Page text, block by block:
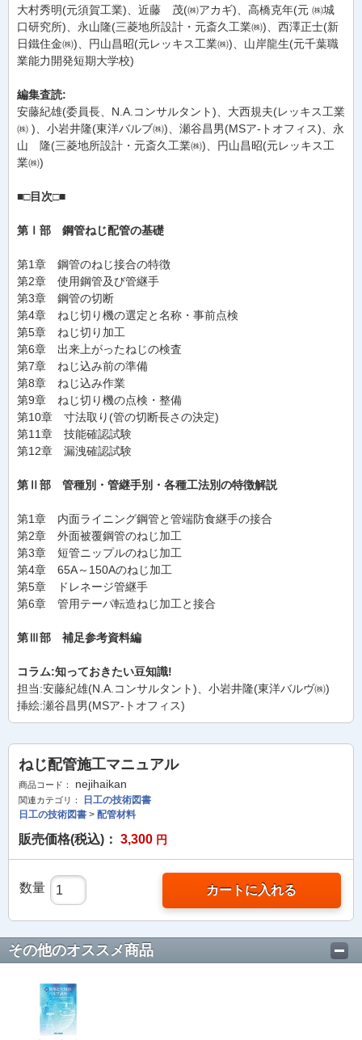
大村秀明(元須賀工業)、近藤 茂(㈱アカギ)、高橋克年(元 ㈱城
口研究所)、永山隆(三菱地所設計・元斎久工業㈱)、西澤正士(新
日鐵住金㈱)、円山昌昭(元レッキス工業㈱)、山岸龍生(元千葉職
業能力開発短期大学校)
編集査読:
安藤紀雄(委員長、N.A.コンサルタント)、大西規夫(レッキス工業
㈱ )、小岩井隆(東洋バルブ㈱)、瀬谷昌男(MSア-トオフィス)、永
山 隆(三菱地所設計・元斎久工業㈱)、円山昌昭(元レッキス工
業㈱)
■□目次□■
第Ⅰ部 鋼管ねじ配管の基礎
第1章 鋼管のねじ接合の特徴
第2章 使用鋼管及び管継手
第3章 鋼管の切断
第4章 ねじ切り機の選定と名称・事前点検
第5章 ねじ切り加工
第6章 出来上がったねじの検査
第7章 ねじ込み前の準備
第8章 ねじ込み作業
第9章 ねじ切り機の点検・整備
第10章 寸法取り(管の切断長さの決定)
第11章 技能確認試験
第12章 漏洩確認試験
第Ⅱ部 管種別・管継手別・各種工法別の特徴解説
第1章 内面ライニング鋼管と管端防食継手の接合
第2章 外面被覆鋼管のねじ加工
第3章 短管ニップルのねじ加工
第4章 65A～150Aのねじ加工
第5章 ドレネージ管継手
第6章 管用テーパ転造ねじ加工と接合
第Ⅲ部 補足参考資料編
コラム:知っておきたい豆知識!
担当:安藤紀雄(N.A.コンサルタント)、小岩井隆(東洋バルヴ㈱)
挿絵:瀬谷昌男(MSア-トオフィス)
ねじ配管施工マニュアル
商品コード： nejihaikan
関連カテゴリ：
日工の技術図書
日工の技術図書 > 配管材料
販売価格(税込)： 3,300 円
数量 カートに入れる
その他のオススメ商品